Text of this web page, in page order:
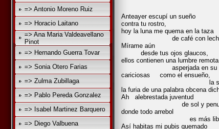
=> Antonio Moreno Ruiz
=> Horacio Laitano
=> Ana Maria Valdeavellano
Pinot
=> Hernando Guerra Tovar
=> Sonia Otero Farias
=> Zulma Zubillaga
=> Pablo Pereda Gonzalez
=> Isabel Martinez Barquero
=> Diego Valbuena
Anteayer escupí un sueño
contra tu rostro,
hoy la luna me quema en la taza
de café con
Mírame aún
desde tus ojos glaucos,
ellos contienen una lumbre remota
asperjada en su
cariciosas como el ensueño,
la selva, el
la furia de una palabra obcena
Ah alebrestada juventud
de sol y
donde todo arrebol
es más
Así habitas mi pubis quemado